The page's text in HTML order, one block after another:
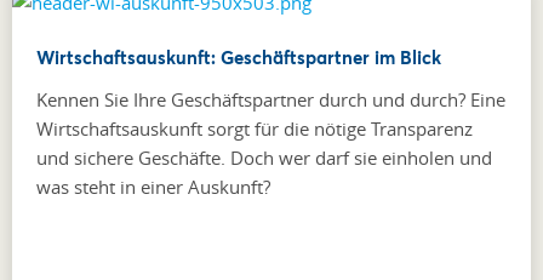
Wirtschaftsauskunft: Geschäftspartner im Blick
Kennen Sie Ihre Geschäftspartner durch und durch? Eine
Wirtschaftsauskunft sorgt für die nötige Transparenz
und sichere Geschäfte. Doch wer darf sie einholen und
was steht in einer Auskunft?